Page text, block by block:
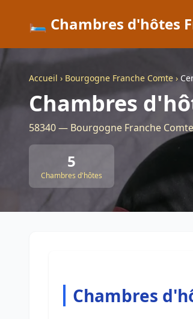
🛏️ Chambres d'hôtes
Accueil › Bourgogne Franche Comte ›
Chambres
58340 — Bourgogne Franche Comte
5
Chambres d'hôtes
Chambres